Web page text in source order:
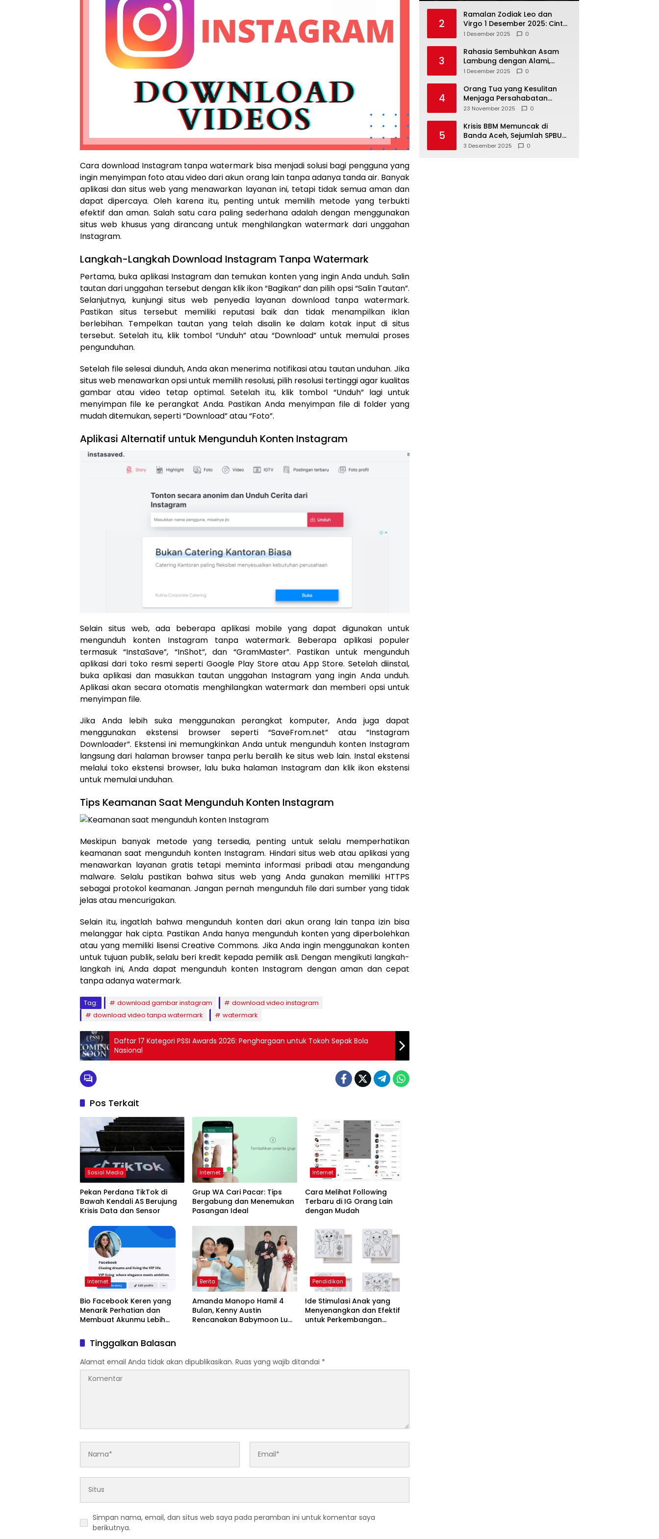
Cara download Instagram tanpa watermark bisa menjadi solusi bagi pengguna yang
ingin menyimpan foto atau video dari akun orang lain tanpa adanya tanda air. Banyak
aplikasi dan situs web yang menawarkan layanan ini, tetapi tidak semua aman dan
dapat dipercaya. Oleh karena itu, penting untuk memilih metode yang terbukti
efektif dan aman. Salah satu cara paling sederhana adalah dengan menggunakan
situs web khusus yang dirancang untuk menghilangkan watermark dari unggahan
Instagram.
Langkah-Langkah Download Instagram Tanpa Watermark
Pertama, buka aplikasi Instagram dan temukan konten yang ingin Anda unduh. Salin
tautan dari unggahan tersebut dengan klik ikon “Bagikan” dan pilih opsi “Salin Tautan”.
Selanjutnya, kunjungi situs web penyedia layanan download tanpa watermark.
Pastikan situs tersebut memiliki reputasi baik dan tidak menampilkan iklan
berlebihan. Tempelkan tautan yang telah disalin ke dalam kotak input di situs
tersebut. Setelah itu, klik tombol “Unduh” atau “Download” untuk memulai proses
pengunduhan.
Setelah file selesai diunduh, Anda akan menerima notifikasi atau tautan unduhan. Jika
situs web menawarkan opsi untuk memilih resolusi, pilih resolusi tertinggi agar kualitas
gambar atau video tetap optimal. Setelah itu, klik tombol “Unduh” lagi untuk
menyimpan file ke perangkat Anda. Pastikan Anda menyimpan file di folder yang
mudah ditemukan, seperti “Download” atau “Foto”.
Aplikasi Alternatif untuk Mengunduh Konten Instagram
Selain situs web, ada beberapa aplikasi mobile yang dapat digunakan untuk
mengunduh konten Instagram tanpa watermark. Beberapa aplikasi populer
termasuk “InstaSave”, “InShot”, dan “GramMaster”. Pastikan untuk mengunduh
aplikasi dari toko resmi seperti Google Play Store atau App Store. Setelah diinstal,
buka aplikasi dan masukkan tautan unggahan Instagram yang ingin Anda unduh.
Aplikasi akan secara otomatis menghilangkan watermark dan memberi opsi untuk
menyimpan file.
Jika Anda lebih suka menggunakan perangkat komputer, Anda juga dapat
menggunakan ekstensi browser seperti “SaveFrom.net” atau “Instagram
Downloader”. Ekstensi ini memungkinkan Anda untuk mengunduh konten Instagram
langsung dari halaman browser tanpa perlu beralih ke situs web lain. Instal ekstensi
melalui toko ekstensi browser, lalu buka halaman Instagram dan klik ikon ekstensi
untuk memulai unduhan.
Tips Keamanan Saat Mengunduh Konten Instagram
Meskipun banyak metode yang tersedia, penting untuk selalu memperhatikan
keamanan saat mengunduh konten Instagram. Hindari situs web atau aplikasi yang
menawarkan layanan gratis tetapi meminta informasi pribadi atau mengandung
malware. Selalu pastikan bahwa situs web yang Anda gunakan memiliki HTTPS
sebagai protokol keamanan. Jangan pernah mengunduh file dari sumber yang tidak
jelas atau mencurigakan.
Selain itu, ingatlah bahwa mengunduh konten dari akun orang lain tanpa izin bisa
melanggar hak cipta. Pastikan Anda hanya mengunduh konten yang diperbolehkan
atau yang memiliki lisensi Creative Commons. Jika Anda ingin menggunakan konten
untuk tujuan publik, selalu beri kredit kepada pemilik asli. Dengan mengikuti langkah-
langkah ini, Anda dapat mengunduh konten Instagram dengan aman dan cepat
tanpa adanya watermark.
Tag: download gambar instagram
download video instagram
download video tanpa watermark
watermark
Daftar 17 Kategori PSSI Awards 2026: Penghargaan untuk Tokoh Sepak Bola
Nasional
Pos Terkait
Sosial Media
Pekan Perdana TikTok di
Bawah Kendali AS Berujung
Krisis Data dan Sensor
Internet
Grup WA Cari Pacar: Tips
Bergabung dan Menemukan
Pasangan Ideal
Internet
Cara Melihat Following
Terbaru di IG Orang Lain
dengan Mudah
Internet
Bio Facebook Keren yang
Menarik Perhatian dan
Membuat Akunmu Lebih
Berita
Amanda Manopo Hamil 4
Bulan, Kenny Austin
Rencanakan Babymoon Luar
Pendidikan
Ide Stimulasi Anak yang
Menyenangkan dan Efektif
untuk Perkembangan
Tinggalkan Balasan
Alamat email Anda tidak akan dipublikasikan. Ruas yang wajib ditandai *
Simpan nama, email, dan situs web saya pada peramban ini untuk komentar saya
berikutnya.
2
Ramalan Zodiak Leo dan
Virgo 1 Desember 2025: Cinta,
Karir, Kesehatan, dan
1 Desember 2025 0
3
Rahasia Sembuhkan Asam
Lambung dengan Alami,
Nomor 4 Disalahpahami
1 Desember 2025 0
4
Orang Tua yang Kesulitan
Menjaga Persahabatan
Biasanya Lakukan 8 Hal Ini
23 November 2025 0
5
Krisis BBM Memuncak di
Banda Aceh, Sejumlah SPBU
Tutup Total
3 Desember 2025 0